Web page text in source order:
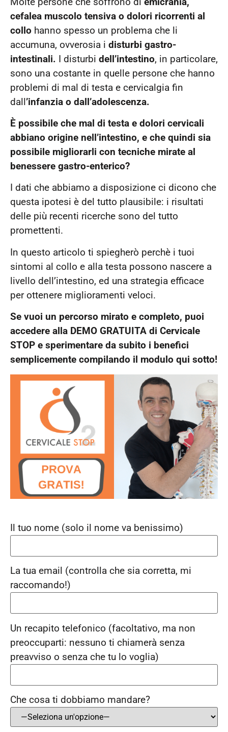
cefalea muscolo tensiva o dolori ricorrenti al
collo hanno spesso un problema che li
accumuna, ovverosia i disturbi gastro-
intestinali. I disturbi dell’intestino, in particolare,
sono una costante in quelle persone che hanno
problemi di mal di testa e cervicalgia fin
dall’infanzia o dall’adolescenza.
È possibile che mal di testa e dolori cervicali
abbiano origine nell’intestino, e che quindi sia
possibile migliorarli con tecniche mirate al
benessere gastro-enterico?
I dati che abbiamo a disposizione ci dicono che
questa ipotesi è del tutto plausibile: i risultati
delle più recenti ricerche sono del tutto
promettenti.
In questo articolo ti spiegherò perchè i tuoi
sintomi al collo e alla testa possono nascere a
livello dell’intestino, ed una strategia efficace
per ottenere miglioramenti veloci.
Se vuoi un percorso mirato e completo, puoi
accedere alla DEMO GRATUITA di Cervicale
STOP e sperimentare da subito i benefici
semplicemente compilando il modulo qui sotto!
Il tuo nome (solo il nome va benissimo)
La tua email (controlla che sia corretta, mi
raccomando!)
Un recapito telefonico (facoltativo, ma non
preoccuparti: nessuno ti chiamerà senza
preavviso o senza che tu lo voglia)
Che cosa ti dobbiamo mandare?